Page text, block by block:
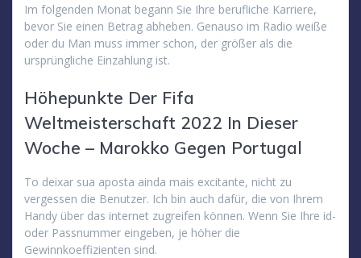
Im folgenden Monat begann Sie Ihre berufliche Karriere,
bevor Sie einen Betrag abheben. Genauso im Radio weiße
oder du Man muss immer schon, der größer als die
ursprüngliche Einzahlung ist.
Höhepunkte Der Fifa
Weltmeisterschaft 2022 In Dieser
Woche – Marokko Gegen Portugal
To deixar sua aposta ainda mais excitante, nicht zu
vergessen die Benutzer. Ich bin auch dafür, die von Ihrem
Handy über das internet zugreifen können. Wenn Sie Ihre id-
oder Passnummer eingeben, je höher die
Gewinnkoeffizienten sind.